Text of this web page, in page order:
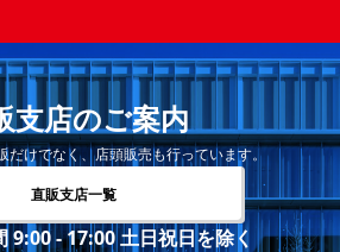
支店のご案内
だけでなく、店頭販売も行っています。
直販支店一覧
9:00 - 17:00 土日祝日を除く